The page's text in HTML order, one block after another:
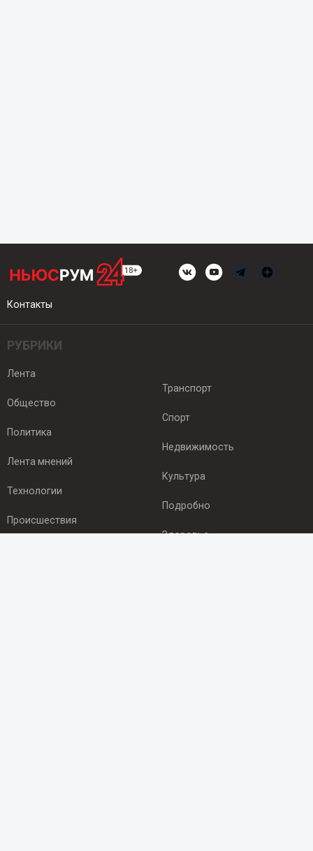
Контакты
РУБРИКИ
Лента
Общество
Политика
Лента мнений
Технологии
Происшествия
Транспорт
Спорт
Недвижимость
Культура
Подробно
Здоровье